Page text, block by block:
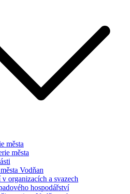
města
města
Vodňan
organizacích a svazech
hospodářství